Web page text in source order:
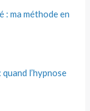
: ma méthode en
l’hypnose